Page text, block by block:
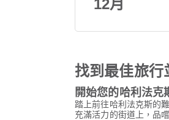
12月
找到最佳旅行
開始您的哈利法克
踏上前往哈利法克斯的
充滿活力的街道上，品